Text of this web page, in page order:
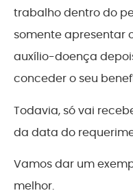
trabalho dentro do
somente apresentar
auxílio-doença
conceder o seu
Todavia, só vai
da data do
Vamos dar um
melhor.